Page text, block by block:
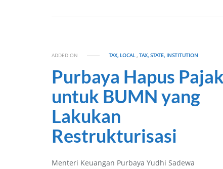
ADDED ON TAX, LOCAL,TAX, STATE, INSTITUTION
Purbaya Hapus Pajak
untuk BUMN yang
Lakukan
Restrukturisasi
Menteri Keuangan Purbaya Yudhi Sadewa